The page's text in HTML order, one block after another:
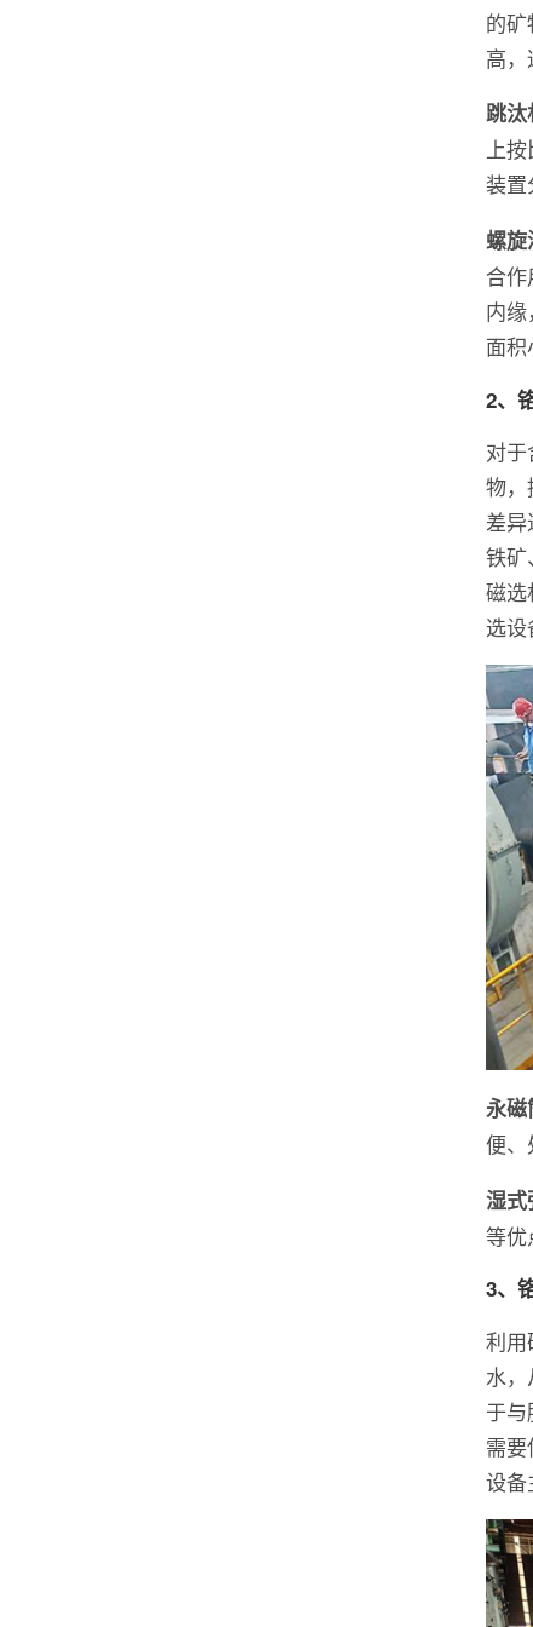
的
高，
跳汰
上
装置
螺旋
合
内
面积
2、
对
物，
差
铁矿
磁选
选设
永磁
便、
湿式
等优
3、
利用
水
于
需
设备